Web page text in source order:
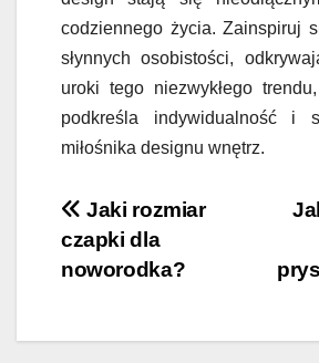
codziennego życia. Zainspiruj
słynnych osobistości,
uroki tego niezwykłego
podkreśla indywidualność i
miłośnika designu wnętrz.
Nawigacja
wpisu
Jaki rozmiar
czapki dla
noworodka?